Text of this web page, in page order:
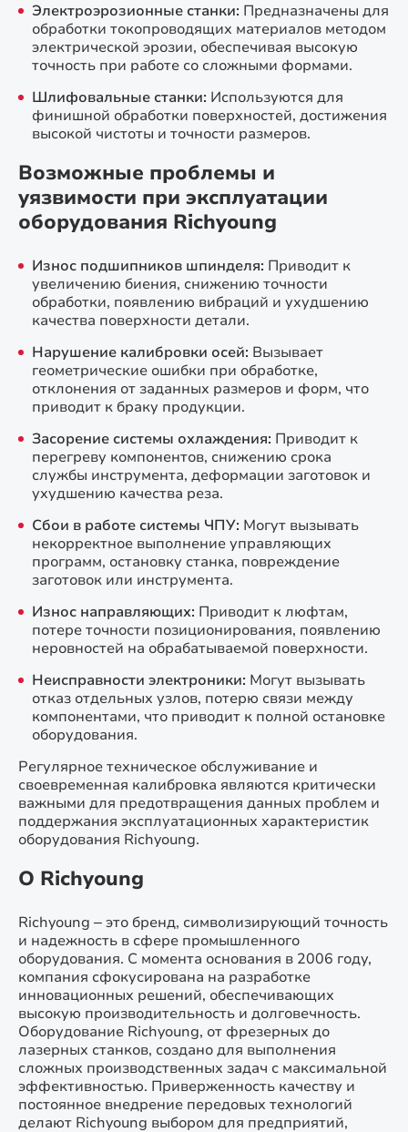
Электроэрозионные станки: Предназначены для
обработки токопроводящих материалов методом
электрической эрозии, обеспечивая высокую
точность при работе со сложными формами.
Шлифовальные станки: Используются для
финишной обработки поверхностей, достижения
высокой чистоты и точности размеров.
Возможные проблемы и
уязвимости при эксплуатации
оборудования Richyoung
Износ подшипников шпинделя: Приводит к
увеличению биения, снижению точности
обработки, появлению вибраций и ухудшению
качества поверхности детали.
Нарушение калибровки осей: Вызывает
геометрические ошибки при обработке,
отклонения от заданных размеров и форм, что
приводит к браку продукции.
Засорение системы охлаждения: Приводит к
перегреву компонентов, снижению срока
службы инструмента, деформации заготовок и
ухудшению качества реза.
Сбои в работе системы ЧПУ: Могут вызывать
некорректное выполнение управляющих
программ, остановку станка, повреждение
заготовок или инструмента.
Износ направляющих: Приводит к люфтам,
потере точности позиционирования, появлению
неровностей на обрабатываемой поверхности.
Неисправности электроники: Могут вызывать
отказ отдельных узлов, потерю связи между
компонентами, что приводит к полной остановке
оборудования.
Регулярное техническое обслуживание и
своевременная калибровка являются критически
важными для предотвращения данных проблем и
поддержания эксплуатационных характеристик
оборудования Richyoung.
О Richyoung
Richyoung – это бренд, символизирующий точность
и надежность в сфере промышленного
оборудования. С момента основания в 2006 году,
компания сфокусирована на разработке
инновационных решений, обеспечивающих
высокую производительность и долговечность.
Оборудование Richyoung, от фрезерных до
лазерных станков, создано для выполнения
сложных производственных задач с максимальной
эффективностью. Приверженность качеству и
постоянное внедрение передовых технологий
делают Richyoung выбором для предприятий,